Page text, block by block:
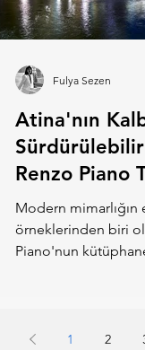
Atina'nın
Renzo Piano
'Stavros
Foundation'
Modern mimarlığın
örneklerinden biri
Piano'nun
Fulya Sezen
1 2